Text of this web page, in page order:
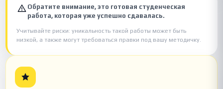
Обратите внимание, это готовая студенческая
работа, которая уже успешно сдавалась.
Учитывайте риски: уникальность такой работы может быть
низкой, а также могут требоваться правки под вашу методичку.